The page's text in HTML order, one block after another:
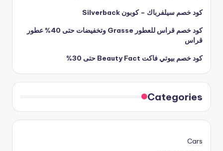
كود خصم سيلفرباك – كوبون Silverback
كود خصم قراس للعطور Grasse وتخفيضات حتى 40% عطور
قراس
كود خصم بيوتي فاكت Beauty Fact حتى 30%
Categories
Cars